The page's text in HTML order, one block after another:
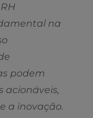
na
podem
acionáveis,
a inovação.